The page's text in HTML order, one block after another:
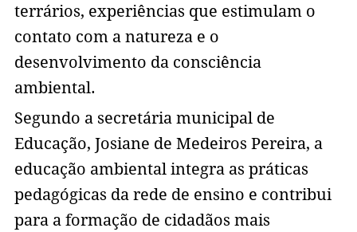
terrários, experiências que estimulam o
contato com a natureza e o
desenvolvimento da consciência
ambiental.
Segundo a secretária municipal de
Educação, Josiane de Medeiros Pereira, a
educação ambiental integra as práticas
pedagógicas da rede de ensino e contribui
para a formação de cidadãos mais